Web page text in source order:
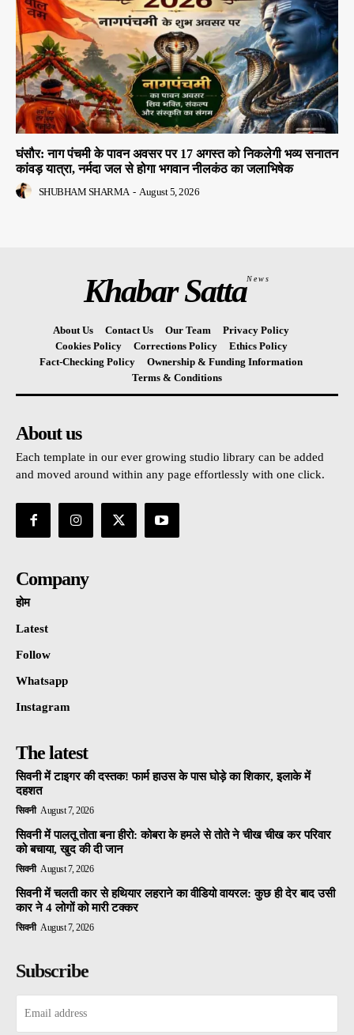
घंसौर: नाग पंचमी के पावन अवसर पर 17 अगस्त को निकलेगी भव्य सनातन
कांवड़ यात्रा, नर्मदा जल से होगा भगवान नीलकंठ का जलाभिषेक
SHUBHAM SHARMA - August 5, 2026
Khabar SattaNews
About Us Contact Us Our Team
Privacy Policy
Cookies Policy
Corrections Policy
Ethics Policy
Fact-Checking Policy
Ownership & Funding Information
Terms & Conditions
About us
Each template in our ever growing studio library can be added
and moved around within any page effortlessly with one click.
Company
होम
Latest
Follow
Whatsapp
Instagram
The latest
सिवनी में टाइगर की दस्तक! फार्म हाउस के पास घोड़े का शिकार, इलाके में
दहशत
सिवनी August 7, 2026
सिवनी में पालतू तोता बना हीरो: कोबरा के हमले से तोते ने चीख चीख कर परिवार
को बचाया, खुद की दी जान
सिवनी August 7, 2026
सिवनी में चलती कार से हथियार लहराने का वीडियो वायरल: कुछ ही देर बाद उसी
कार ने 4 लोगों को मारी टक्कर
सिवनी August 7, 2026
Subscribe